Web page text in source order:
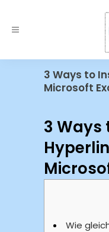
3 Ways to
Microsoft
3 Ways
Wie